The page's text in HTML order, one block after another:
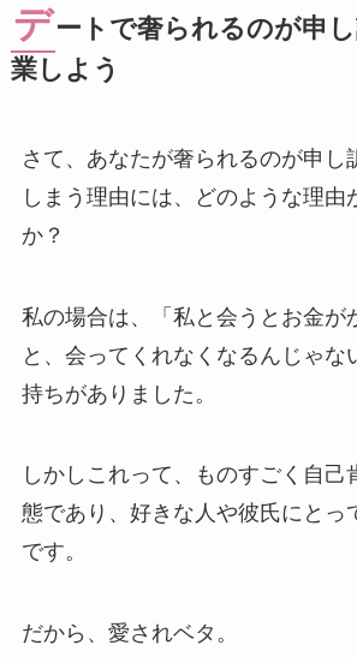
デートで奢られるのが申
業しよう
さて、あなたが奢られるのが申し
しまう理由には、どのような理由
か？
私の場合は、「私と会うとお金が
と、会ってくれなくなるんじゃな
持ちがありました。
しかしこれって、ものすごく自己
態であり、好きな人や彼氏にとっ
です。
だから、愛されベタ。